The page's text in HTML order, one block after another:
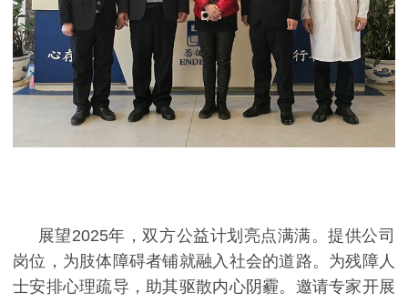
展望2025年，双方公益计划亮点满满。提供公司
岗位，为肢体障碍者铺就融入社会的道路。为残障人
士安排心理疏导，助其驱散内心阴霾。邀请专家开展